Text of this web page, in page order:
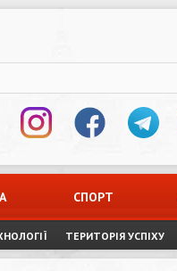
СПОРТ
ТЕРИТОРІЯ УСПІХУ